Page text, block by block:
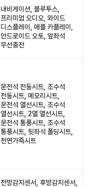
내비게이션, 블루투스,
프리미엄 오디오, 와이드
디스플레이, 애플 카플레이,
안드로이드 오토, 앞좌석
무선충전
운전석 전동시트, 조수석
전동시트, 메모리시트,
운전석 열선시트, 조수석
열선시트, 2열 열선시트,
운전석 통풍시트, 조수석
통풍시트, 뒷좌석 폴딩시트,
천연가죽시트
전방감지센서, 후방감지센서,